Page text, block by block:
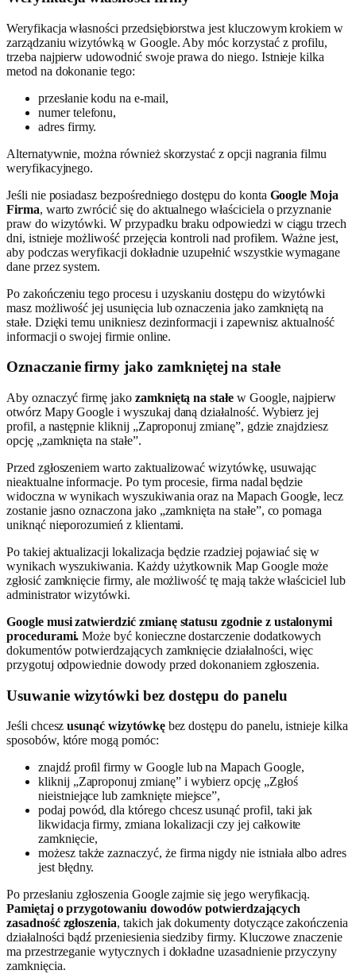
Weryfikacja własności przedsiębiorstwa jest kluczowym krokiem w
zarządzaniu wizytówką w Google. Aby móc korzystać z profilu,
trzeba najpierw udowodnić swoje prawa do niego. Istnieje kilka
metod na dokonanie tego:
przesłanie kodu na e-mail,
numer telefonu,
adres firmy.
Alternatywnie, można również skorzystać z opcji nagrania filmu
weryfikacyjnego.
Jeśli nie posiadasz bezpośredniego dostępu do konta Google Moja
Firma, warto zwrócić się do aktualnego właściciela o przyznanie
praw do wizytówki. W przypadku braku odpowiedzi w ciągu trzech
dni, istnieje możliwość przejęcia kontroli nad profilem. Ważne jest,
aby podczas weryfikacji dokładnie uzupełnić wszystkie wymagane
dane przez system.
Po zakończeniu tego procesu i uzyskaniu dostępu do wizytówki
masz możliwość jej usunięcia lub oznaczenia jako zamkniętą na
stałe. Dzięki temu unikniesz dezinformacji i zapewnisz aktualność
informacji o swojej firmie online.
Oznaczanie firmy jako zamkniętej na stałe
Aby oznaczyć firmę jako zamkniętą na stałe w Google, najpierw
otwórz Mapy Google i wyszukaj daną działalność. Wybierz jej
profil, a następnie kliknij „Zaproponuj zmianę”, gdzie znajdziesz
opcję „zamknięta na stałe”.
Przed zgłoszeniem warto zaktualizować wizytówkę, usuwając
nieaktualne informacje. Po tym procesie, firma nadal będzie
widoczna w wynikach wyszukiwania oraz na Mapach Google, lecz
zostanie jasno oznaczona jako „zamknięta na stałe”, co pomaga
uniknąć nieporozumień z klientami.
Po takiej aktualizacji lokalizacja będzie rzadziej pojawiać się w
wynikach wyszukiwania. Każdy użytkownik Map Google może
zgłosić zamknięcie firmy, ale możliwość tę mają także właściciel lub
administrator wizytówki.
Google musi zatwierdzić zmianę statusu zgodnie z ustalonymi
procedurami. Może być konieczne dostarczenie dodatkowych
dokumentów potwierdzających zamknięcie działalności, więc
przygotuj odpowiednie dowody przed dokonaniem zgłoszenia.
Usuwanie wizytówki bez dostępu do panelu
Jeśli chceszusunąć wizytówkębez dostępu do panelu, istnieje kilka
sposobów, które mogą pomóc:
znajdź profil firmy w Google lub na Mapach Google,
kliknij „Zaproponuj zmianę” i wybierz opcję „Zgłoś
nieistniejące lub zamknięte miejsce”,
podaj powód, dla którego chcesz usunąć profil, taki jak
likwidacja firmy, zmiana lokalizacji czy jej całkowite
zamknięcie,
możesz także zaznaczyć, że firma nigdy nie istniała albo adres
jest błędny.
Po przesłaniu zgłoszenia Google zajmie się jego weryfikacją.
Pamiętaj o przygotowaniu dowodów potwierdzających
zasadność zgłoszenia, takich jak dokumenty dotyczące zakończenia
działalności bądź przeniesienia siedziby firmy. Kluczowe znaczenie
ma przestrzeganie wytycznych i dokładne uzasadnienie przyczyny
zamknięcia.